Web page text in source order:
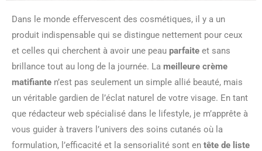
Dans le monde effervescent des cosmétiques, il y a un
produit indispensable qui se distingue nettement pour ceux
et celles qui cherchent à avoir une peau parfaite et sans
brillance tout au long de la journée. La meilleure crème
matifiante n’est pas seulement un simple allié beauté, mais
un véritable gardien de l’éclat naturel de votre visage. En tant
que rédacteur web spécialisé dans le lifestyle, je m’apprête à
vous guider à travers l’univers des soins cutanés où la
formulation, l’efficacité et la sensorialité sont en tête de liste